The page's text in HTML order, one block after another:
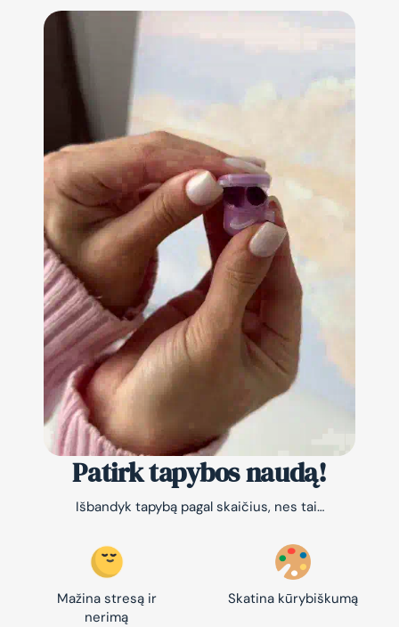
Patirk tapybos naudą!
Išbandyk tapybą pagal skaičius, nes tai…
Mažina stresą ir
nerimą
Skatina kūrybiškumą